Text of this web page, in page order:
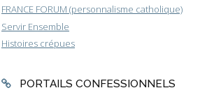
FRANCE FORUM (personnalisme catholique)
Servir Ensemble
Histoires crépues
PORTAILS CONFESSIONNELS